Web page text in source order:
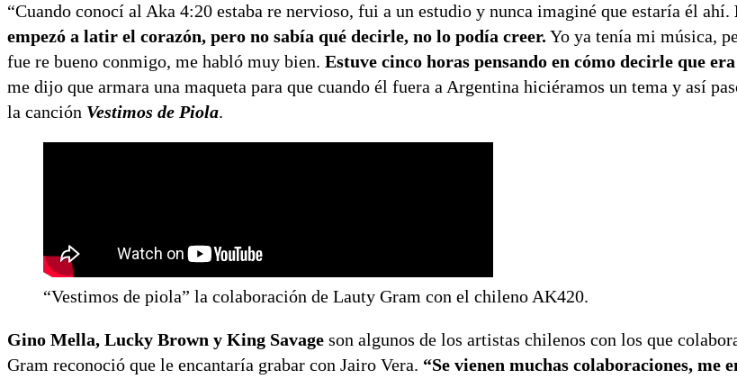
“Cuando conocí al Aka 4:20 estaba re nervioso, fui a un estudio y nunca imaginé que estaría él ahí.
empezó a latir el corazón, pero no sabía qué decirle, no lo podía creer. Yo ya tenía mi música,
fue re bueno conmigo, me habló muy bien. Estuve cinco horas pensando en cómo decirle que
me dijo que armara una maqueta para que cuando él fuera a Argentina hiciéramos un tema y así
la canción Vestimos de Piola.
“Vestimos de piola” la colaboración de Lauty Gram con el chileno AK420.
Gino Mella, Lucky Brown y King Savage son algunos de los artistas chilenos con los que
Gram reconoció que le encantaría grabar con Jairo Vera. “Se vienen muchas colaboraciones, me